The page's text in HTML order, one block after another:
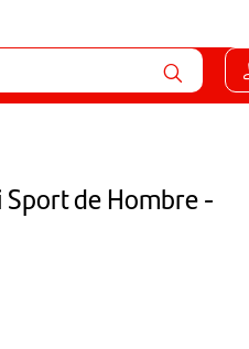
de Hombre -